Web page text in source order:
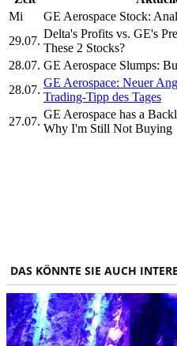
Mi
GE Aerospace Stock:
29.07.
Delta's Profits vs. GE's
These 2 Stocks?
28.07. GE Aerospace Slumps:
28.07.
GE Aerospace: Neuer
Trading-Tipp des Tages
27.07.
GE Aerospace has a
Why I'm Still Not Buying